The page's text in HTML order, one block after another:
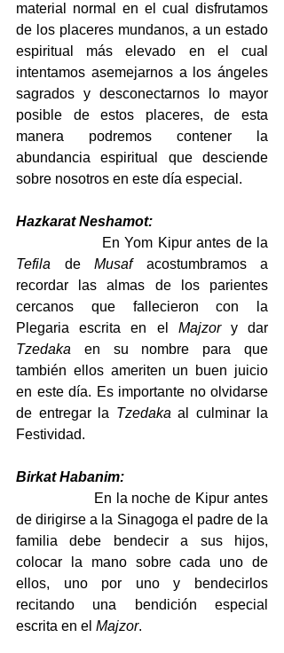
material normal en el cual disfrutamos
de los placeres mundanos, a un estado
espiritual más elevado en el cual
intentamos asemejarnos a los ángeles
sagrados y desconectarnos lo mayor
posible de estos placeres, de esta
manera podremos contener la
abundancia espiritual que desciende
sobre nosotros en este día especial.
Hazkarat Neshamot:
Tefila de Musaf acostumbramos a
recordar las almas de los parientes
cercanos que fallecieron con la
Plegaria escrita en el Majzor
Tzedaka en su nombre para que
también ellos ameriten un buen juicio
en este día. Es importante no olvidarse
de entregar la Tzedaka al culminar la
Festividad.
Birkat Habanim:
En la noche de Kipur antes
de dirigirse a la Sinagoga el padre de la
familia debe bendecir a sus hijos,
colocar la mano sobre cada uno de
ellos, uno por uno y bendecirlos
recitando una bendición especial
escrita en el Majzor.